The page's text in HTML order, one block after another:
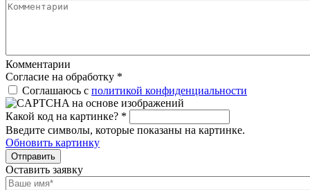
Комментарии
Согласие на обработку *
Соглашаюсь с политикой конфиденциальности
Какой код на картинке? *
Введите символы, которые показаны на картинке.
Обновить картинку
Отправить
Оставить заявку